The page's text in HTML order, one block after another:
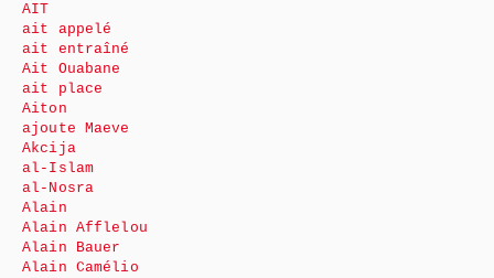
AIT
ait appelé
ait entraîné
Ait Ouabane
ait place
Aiton
ajoute Maeve
Akcija
al-Islam
al-Nosra
Alain
Alain Afflelou
Alain Bauer
Alain Camélio